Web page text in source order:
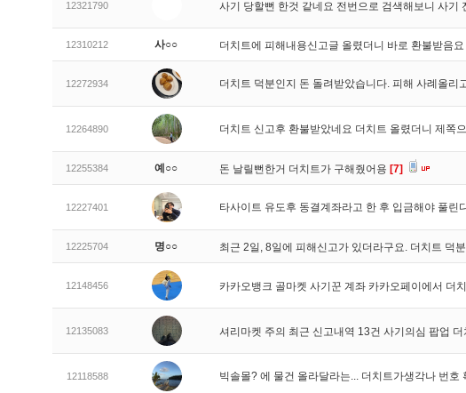
12321790 사기 당할뻔 한것 같네요 전번으로 검색해보니 사기
12310212 사○○ 더치트에 피해내용신고글 올렸더니 바로 환불받음요
12272934 더치트 덕분인지 돈 돌려받았습니다. 피해 사례올리
12264890 더치트 신고후 환불받았네요 더치트 올렸더니 제쪽
12255384 예○○ 돈 날릴뻔한거 더치트가 구해줬어용 [7]
12227401 타사이트 유도후 동결계좌라고 한 후 입금해야 풀
12225704 명○○ 최근 2일, 8일에 피해신고가 있더라구요. 더치트 덕
12148456 카카오뱅크 골마켓 사기꾼 계좌 카카오페이에서 더
12135083 셔리마켓 주의 최근 신고내역 13건 사기의심 팝업
12118588 빅솔몰? 에 물건 올라달라는... 더치트가생각나 번호